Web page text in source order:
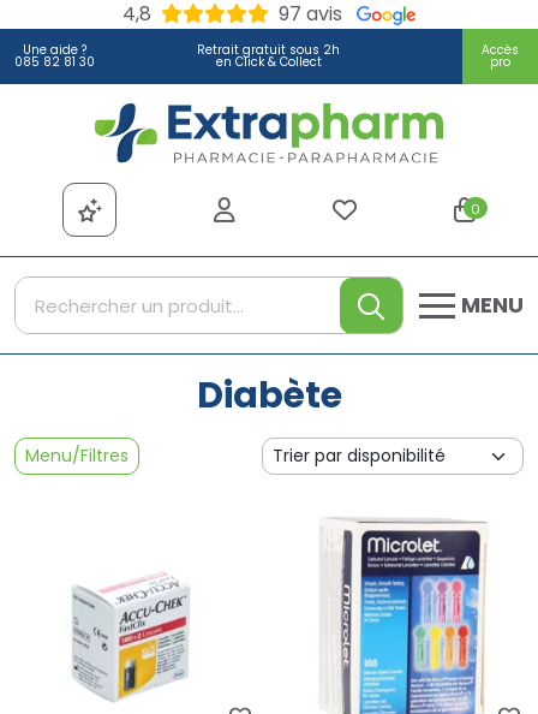
4,8 97 avis
Une aide ?
085 82 81 30
Retrait gratuit sous 2h
en Click & Collect
Accès
pro
Extrapharm Votre
0
MENU
Diabète
Menu/Filtres